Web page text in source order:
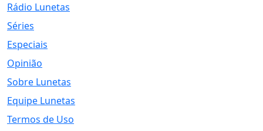
Rádio Lunetas
Séries
Especiais
Opinião
Sobre Lunetas
Equipe Lunetas
Termos de Uso